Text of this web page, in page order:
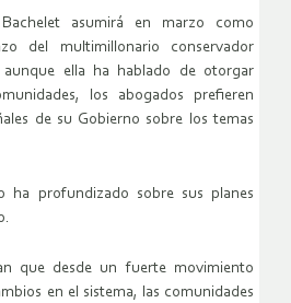
asumirá en marzo como
del multimillonario conservador
aunque ella ha hablado de otorgar
los abogados prefieren
de su Gobierno sobre los temas
ha profundizado sobre sus planes
que desde un fuerte movimiento
en el sistema, las comunidades